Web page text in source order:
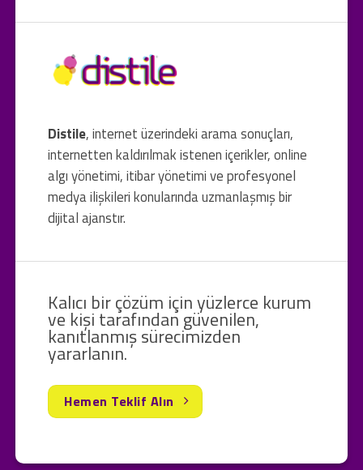
Distile, internet üzerindeki arama sonuçları,
internetten kaldırılmak istenen içerikler, online
algı yönetimi, itibar yönetimi ve profesyonel
medya ilişkileri konularında uzmanlaşmış bir
dijital ajanstır.
Kalıcı bir çözüm için yüzlerce kurum
ve kişi tarafından güvenilen,
kanıtlanmış sürecimizden
yararlanın.
Hemen Teklif Alın